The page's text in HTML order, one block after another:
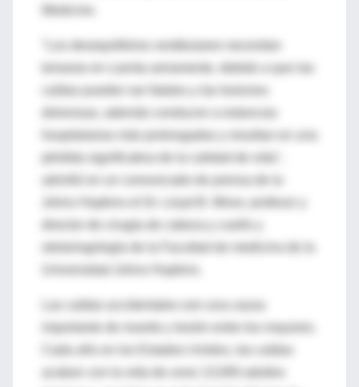
"Los desequilibrios vestibulares necesitan
hospitalarias más prolongadas y resultan en una
pérdida significativa de la calidad de vida",
director de cirugía de cabeza y cuello y
otolaringología de la Facultad de medicina de la
importante de muerte y lesión entre los mayores.